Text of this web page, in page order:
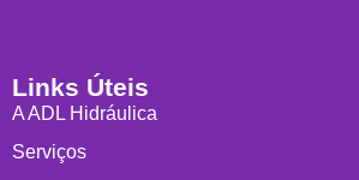
Links Úteis
A ADL Hidráulica
Serviços